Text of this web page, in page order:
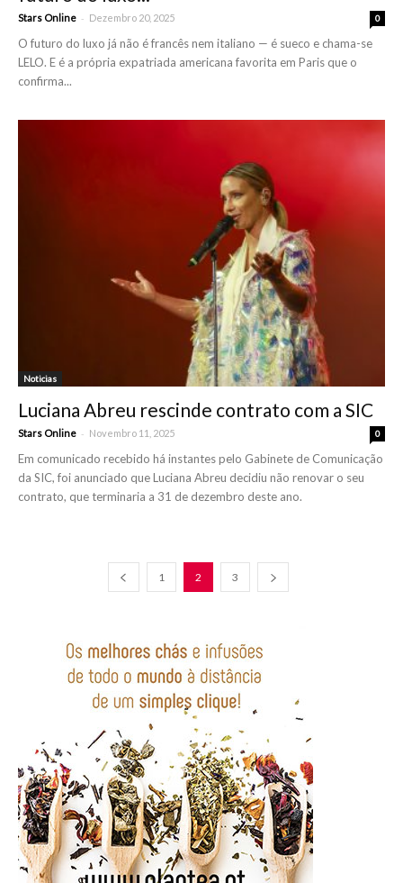
Stars Online - Dezembro 20, 2025 0
O futuro do luxo já não é francês nem italiano — é sueco e chama-se
LELO. E é a própria expatriada americana favorita em Paris que o
confirma...
Noticias
Luciana Abreu rescinde contrato com a SIC
Stars Online - Novembro 11, 2025 0
Em comunicado recebido há instantes pelo Gabinete de Comunicação
da SIC, foi anunciado que Luciana Abreu decidiu não renovar o seu
contrato, que terminaria a 31 de dezembro deste ano.
1 2 3